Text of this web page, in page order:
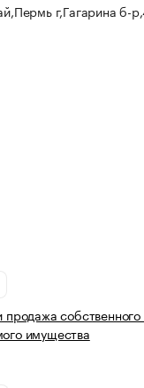
г,Гагарина б-
продажа
имущества